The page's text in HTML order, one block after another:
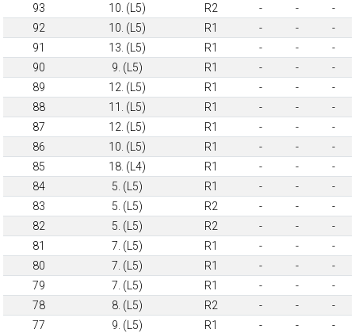
93 10. (L5) R2 - -
-
92
10. (L5) R1 - -
-
91
13. (L5) R1 - -
-
90
9. (L5) R1 - -
-
89
12. (L5) R1 - -
-
88
11. (L5) R1 - -
-
87
12. (L5) R1 - -
-
86
10. (L5) R1 - -
-
85
18. (L4) R1 - -
-
84
5. (L5) R1 - -
-
83
5. (L5) R2 - -
-
82
5. (L5) R2 - -
-
81
7. (L5) R1 - -
-
80
7. (L5) R1 - -
-
79
7. (L5) R1 - -
-
78
8. (L5) R2 - -
-
77
9. (L5) R1 - -
-